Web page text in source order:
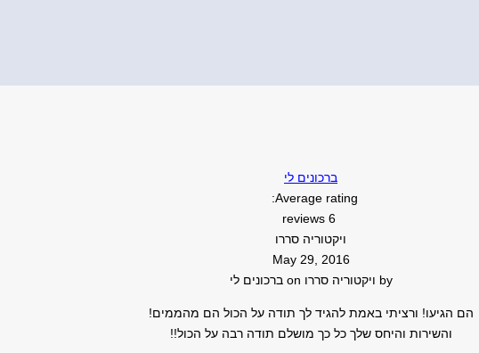
ברכונים לי
Average rating:
6 reviews
ויקטוריה סררו
May 29, 2016
by ויקטוריה סררו ברכונים לי
הם הגיעו! ורציתי באמת להגיד לך תודה על הכול הם מהממים!
והשירות והיחס שלך כל כך מושלם תודה רבה על הכול!!